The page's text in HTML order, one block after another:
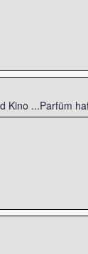
Kino ...Parfüm